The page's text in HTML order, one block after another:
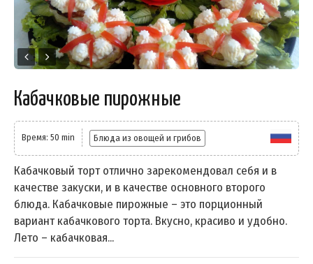
Кабачковые пирожные
Время: 50 min Блюда из овощей и грибов
Кабачковый торт отлично зарекомендовал себя и в
качестве закуски, и в качестве основного второго
блюда. Кабачковые пирожные – это порционный
вариант кабачкового торта. Вкусно, красиво и удобно.
Лето – кабачковая...